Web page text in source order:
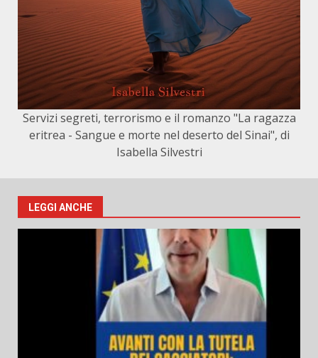
Servizi segreti, terrorismo e il romanzo "La ragazza
eritrea - Sangue e morte nel deserto del Sinai", di
Isabella Silvestri
LEGGI ANCHE